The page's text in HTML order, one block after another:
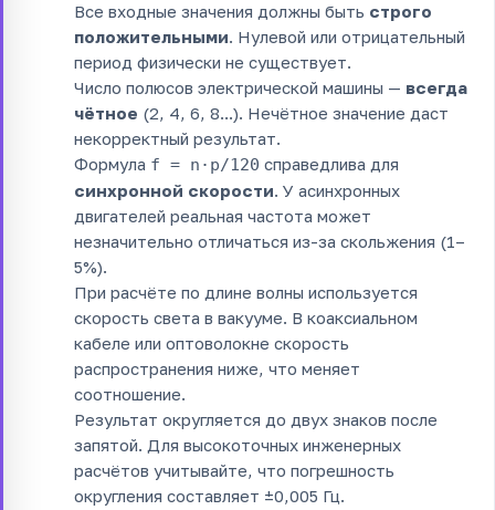
Все входные значения должны быть строго
положительными. Нулевой или отрицательный
период физически не существует.
Число полюсов электрической машины — всегда
чётное (2, 4, 6, 8...). Нечётное значение даст
некорректный результат.
Формула f = n·p/120 справедлива для
синхронной скорости. У асинхронных
двигателей реальная частота может
незначительно отличаться из-за скольжения (1–
5%).
При расчёте по длине волны используется
скорость света в вакууме. В коаксиальном
кабеле или оптоволокне скорость
распространения ниже, что меняет
соотношение.
Результат округляется до двух знаков после
запятой. Для высокоточных инженерных
расчётов учитывайте, что погрешность
округления составляет ±0,005 Гц.